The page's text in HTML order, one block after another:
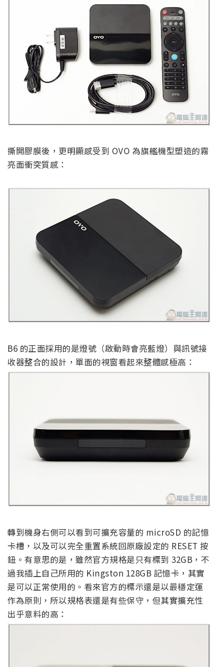
撕開膠膜後，更明顯感受到 OVO 為旗艦機型塑造的霧
亮面衝突質感：
B6 的正面採用的是燈號（啟動時會亮藍燈）與訊號接
收器整合的設計，單面的視窗看起來整體感極高：
轉到機身右側可以看到可擴充容量的 microSD 的記憶
卡槽，以及可以完全重置系統回原廠設定的 RESET 按
鈕。有意思的是，雖然官方規格是只有標到 32GB，不
過我插上自己所用的 Kingston 128GB 記憶卡，其實
是可以正常使用的。看來官方的標示還是以最穩定運
作為原則，所以規格表還是有些保守，但其實擴充性
出乎意料的高：